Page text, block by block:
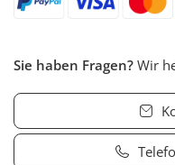
Sie haben Fragen? Wir